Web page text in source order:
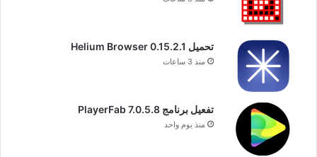
تحميل Helium Browser 0.15.2.1
منذ 3 ساعات
تفعيل برنامج PlayerFab 7.0.5.8
منذ يوم واحد